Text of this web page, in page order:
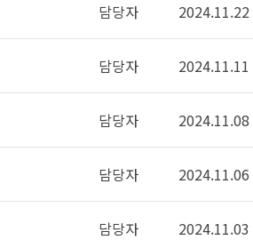
담당자 2024.11.22
담당자 2024.11.11
담당자 2024.11.08
담당자 2024.11.06
담당자 2024.11.03